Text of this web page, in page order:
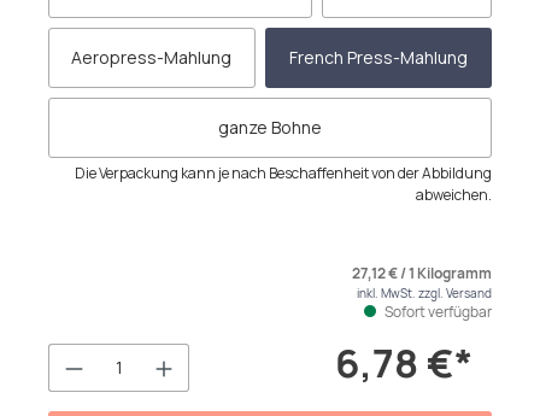
Aeropress-Mahlung French Press-Mahlung
ganze Bohne
Die Verpackung kann je nach Beschaffenheit von der Abbildung
abweichen.
Produkt Anzahl: Gib den6,78 €*
27,12 € / 1 Kilogramm
inkl. MwSt. zzgl. Versand
Sofort verfügbar